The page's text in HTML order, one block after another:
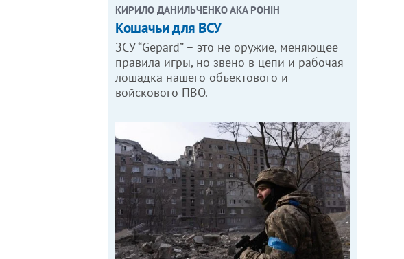
КИРИЛО ДАНИЛЬЧЕНКО АКА РОНІН
Кошачьи для ВСУ
ЗСУ “Gepard” – это не оружие, меняющее
правила игры, но звено в цепи и рабочая
лошадка нашего объектового и
войскового ПВО.